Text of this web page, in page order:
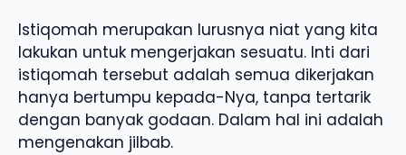
Istiqomah merupakan lurusnya niat yang kita
lakukan untuk mengerjakan sesuatu. Inti dari
istiqomah tersebut adalah semua dikerjakan
hanya bertumpu kepada-Nya, tanpa tertarik
dengan banyak godaan. Dalam hal ini adalah
mengenakan jilbab.